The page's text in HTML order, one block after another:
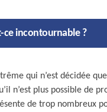
ce incontournable ?
qui n’est décidée
n’est plus possible de
de trop nombreux